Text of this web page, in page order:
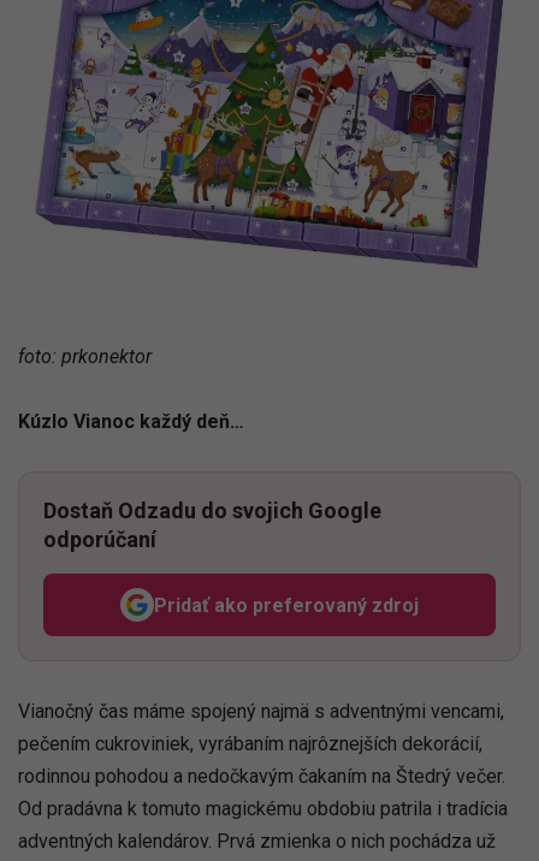
foto: prkonektor
Kúzlo Vianoc každý deň…
Dostaň Odzadu do svojich Google
odporúčaní
Pridať ako preferovaný zdroj
Odzadu, odkaz sa otvorí v
Vianočný čas máme spojený najmä s adventnými vencami,
pečením cukroviniek, vyrábaním najrôznejších dekorácií,
rodinnou pohodou a nedočkavým čakaním na Štedrý večer.
Od pradávna k tomuto magickému obdobiu patrila i tradícia
adventných kalendárov. Prvá zmienka o nich pochádza už